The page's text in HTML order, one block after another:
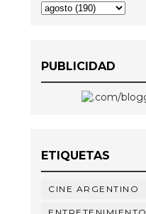
PUBLICIDAD
ETIQUETAS
CINE ARGENTINO